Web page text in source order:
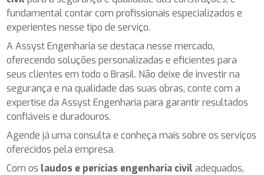
fundamental contar com profissionais especializados e
experientes nesse tipo de serviço.
A Assyst Engenharia se destaca nesse mercado,
oferecendo soluções personalizadas e eficientes para
seus clientes em todo o Brasil. Não deixe de investir na
segurança e na qualidade das suas obras, conte com a
expertise da Assyst Engenharia para garantir resultados
confiáveis e duradouros.
Agende já uma consulta e conheça mais sobre os serviços
oferecidos pela empresa.
Com os laudos e perícias engenharia civil adequados,